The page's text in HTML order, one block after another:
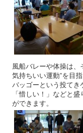
風船バレーや体操は、
気持ちいい運動”を目指
バッゴーという投てき
「惜しい！」などと
ができます。